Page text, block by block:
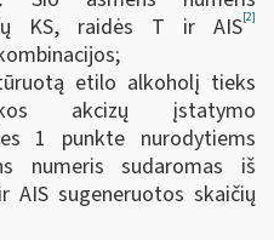
KS, raidės T ir AIS[2]
etilo alkoholį tieks
akcizų įstatymo
1 punkte nurodytiems
numeris sudaromas iš
AIS sugeneruotos skaičių